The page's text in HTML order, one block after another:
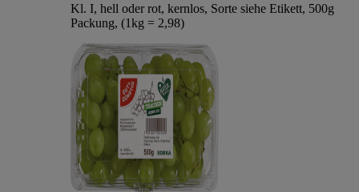
Kl. I, hell oder rot, kernlos, Sorte siehe Etikett, 500g
Packung, (1kg = 2,98)